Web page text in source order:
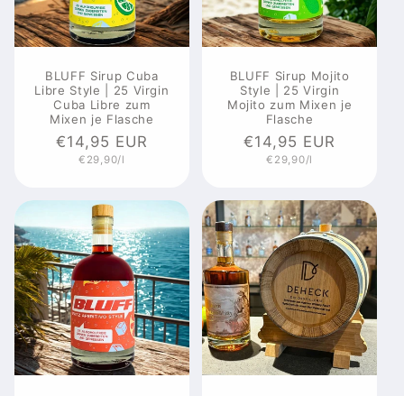
BLUFF Sirup Cuba
Libre Style | 25 Virgin
Cuba Libre zum
Mixen je Flasche
Normaler
Preis
€14,95 EUR
Grundpreis
€29,90/l
BLUFF Sirup Mojito
Style | 25 Virgin
Mojito zum Mixen je
Flasche
Normaler
Preis
€14,95 EUR
Grundpreis
€29,90/l